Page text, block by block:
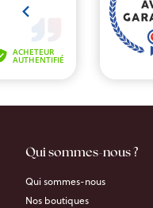
Qui sommes-nous ?
Qui sommes-nous
Nos boutiques